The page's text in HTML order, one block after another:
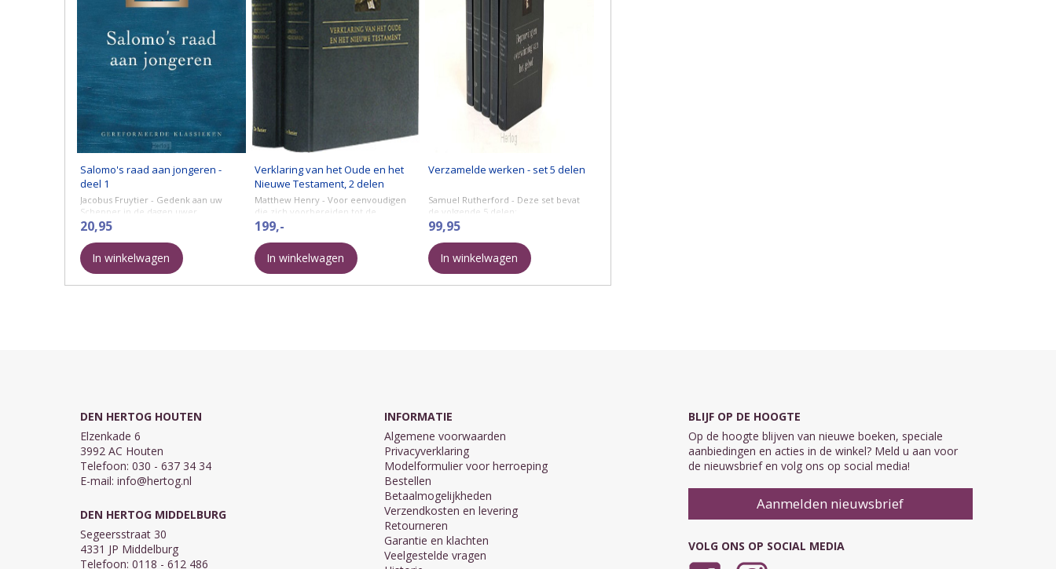
Salomo's raad aan jongeren -
deel 1
Jacobus Fruytier - Gedenk aan uw
Schepper in de dagen uwer
jongelingschap, eer dat de kwade
dagen komen en de jaren naderen,
van dewelke gij zeggen ...
20,95
In winkelwagen
Verklaring van het Oude en het
Nieuwe Testament, 2 delen
Matthew Henry - Voor eenvoudigen
die zich voorbereiden tot de
belijdenis des geloofs. Deze uitgave is
een uitgebreide editie. Dit betekent
dat in deze uitgave ...
199,-
In winkelwagen
Verzamelde werken - set 5 delen
Samuel Rutherford - Deze set bevat
de volgende 5 delen:
* Deel 1 Beproeving en overwinning
van het geloof
* Deel 2 Het genadeleven
* ...
99,95
In winkelwagen
DEN HERTOG HOUTEN
Elzenkade 6
3992 AC Houten
Telefoon: 030 - 637 34 34
E-mail: info@hertog.nl
DEN HERTOG MIDDELBURG
Segeersstraat 30
4331 JP Middelburg
Telefoon: 0118 - 612 486
INFORMATIE
Algemene voorwaarden
Privacyverklaring
Modelformulier voor herroeping
Bestellen
Betaalmogelijkheden
Verzendkosten en levering
Retourneren
Garantie en klachten
Veelgestelde vragen
BLIJF OP DE HOOGTE
Op de hoogte blijven van nieuwe boeken, speciale
aanbiedingen en acties in de winkel? Meld u aan voor
de nieuwsbrief en volg ons op social media!
Aanmelden nieuwsbrief
VOLG ONS OP SOCIAL MEDIA